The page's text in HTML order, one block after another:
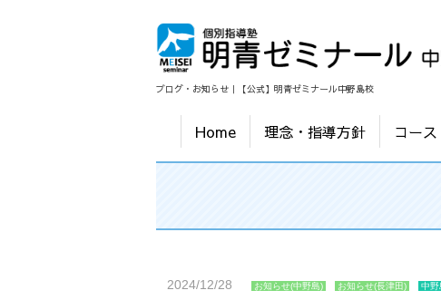
ブログ・お知らせ｜【公式】明青ゼミナール中野島校
Home 理念・指導方針 コース
2024/12/28 お知らせ(中野島) お知らせ(長津田) 中野